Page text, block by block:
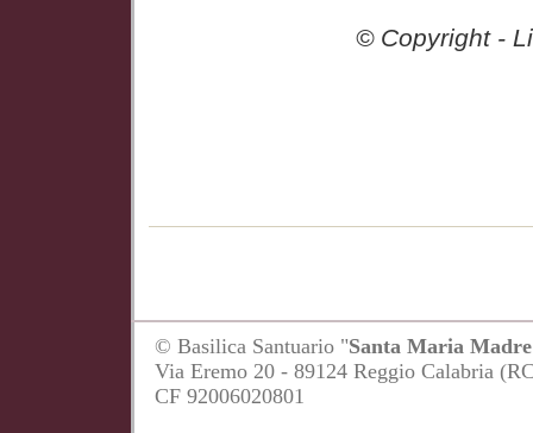
© Copyright - Libreria
© Basilica Santuario "Santa Maria
Via Eremo 20 - 89124 Reggio Calabria
CF 92006020801